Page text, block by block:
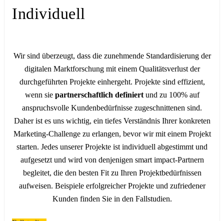
Individuell
Wir sind überzeugt, dass die zunehmende Standardisierung der
digitalen Marktforschung mit einem Qualitätsverlust der
durchgeführten Projekte einhergeht. Projekte sind effizient,
wenn sie partnerschaftlich definiertund zu 100% auf
anspruchsvolle Kundenbedürfnisse zugeschnittenen sind.
Daher ist es uns wichtig, ein tiefes Verständnis Ihrer konkreten
Marketing-Challenge zu erlangen, bevor wir mit einem Projekt
starten. Jedes unserer Projekte ist individuell abgestimmt und
aufgesetzt und wird von denjenigen smart impact-Partnern
begleitet, die den besten Fit zu Ihren Projektbedürfnissen
aufweisen. Beispiele erfolgreicher Projekte und zufriedener
Kunden finden Sie in den Fallstudien.